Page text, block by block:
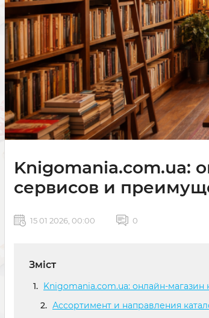
Knigomania.com.ua:
сервисов и
15 01 2026, 00:00 0
Зміст
Knigomania.com.ua: онлайн-
Ассортимент и направления